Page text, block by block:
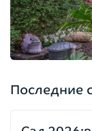
Последние